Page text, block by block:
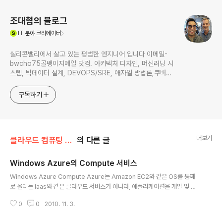
조대협의 블로그
IT 분야 크리에이터
실리콘밸리에서 살고 있는 평범한 엔지니어 입니다 이메일-
bwcho75골뱅이지메일 닷컴. 아키텍처 디자인, 머신러닝 시
스템, 빅데이터 설계, DEVOPS/SRE, 애자일 방법론,쿠버네
한 기술 멘토링과 강의 진행합니다. Linkedin :
https://www.linkedin.com/in/terrycho75/
구독하기
클라우드 컴퓨팅 & NoSQL/Azure 의 다른 글 더보기
Windows Azure의 Compute 서비스
Windows Azure Compute Azure는 Amazon EC2와 같은 OS를 통째
로 올리는 Iaas와 같은 클라우드 서비스가 아니라, 애플리케이션을 개발 및 배
게 생각하면 Windows Azure는 일종의 Web Application Server (WA
0 0 2010. 11. 3.